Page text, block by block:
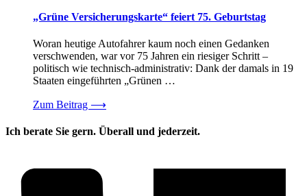
„Grüne Versicherungskarte“ feiert 75. Geburtstag
Woran heutige Autofahrer kaum noch einen Gedanken
verschwenden, war vor 75 Jahren ein riesiger Schritt –
politisch wie technisch-administrativ: Dank der damals in 19
Staaten eingeführten „Grünen …
Zum Beitrag ⟶
Ich berate Sie gern. Überall und jederzeit.